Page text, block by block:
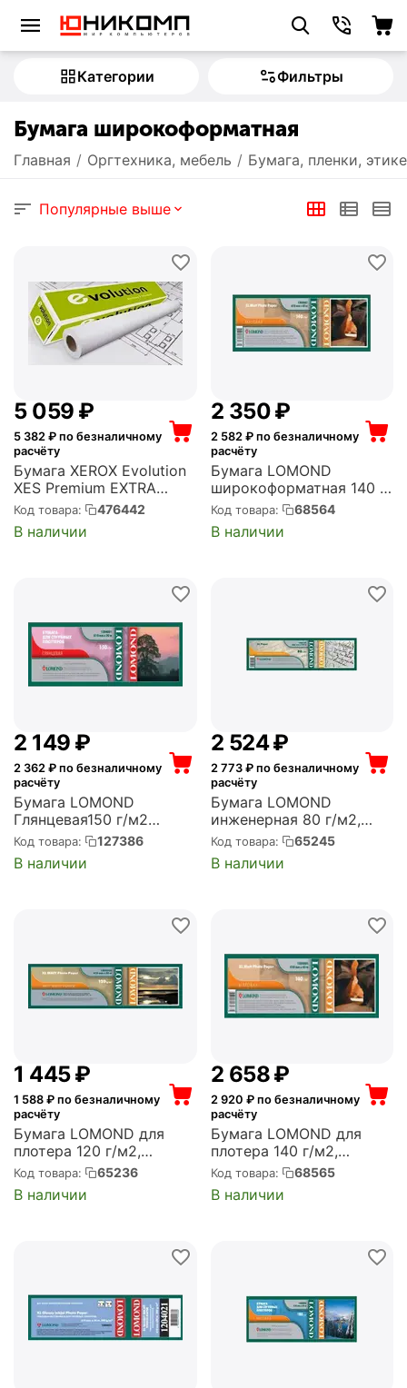
Категории Фильтры
Бумага широкоформатная
Главная / Оргтехника, мебель / Бумага, пленки,
Популярные выше
5 059 ₽
5 382 ₽ по безналичному
расчёту
Бумага XEROX Evolution
XES Premium EXTRA
Paper 75gr 0.841x175 м
аналог 003R93240
(2195023)
Код товара: 476442
В наличии
2 350₽
2 582 ₽ по безналичному
расчёту
Бумага LOMOND
широкоформатная 140 г/
м2, 914мм*30м*50
матовая (1202082)
Код товара: 68564
В наличии
2 149 ₽
2 362 ₽ по безналичному
расчёту
Бумага LOMOND
Глянцевая150 г/м2
(610*30*50,8) (1204031)
Код товара: 127386
В наличии
2 524₽
2 773₽ по безналичному
расчёту
Бумага LOMOND
инженерная 80 г/м2,
914мм*175м*76 матовая
(1209122)
Код товара: 65245
В наличии
1 445₽
1 588 ₽ по безналичному
расчёту
Бумага LOMOND для
плотера 120 г/м2,
610мм*30м*50 матовая
для САПР и ГИС
(1202025)
Код товара: 65236
В наличии
2 658₽
2 920 ₽ по безналичному
расчёту
Бумага LOMOND для
плотера 140 г/м2,
1067мм*30м*50 матовая
(1202083)
Код товара: 68565
В наличии